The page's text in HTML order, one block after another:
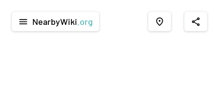
menu NearbyWiki .org place share